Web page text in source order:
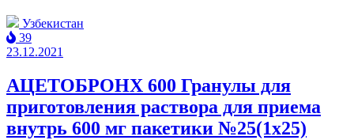
Узбекистан
39
23.12.2021
АЦЕТОБРОНХ 600 Гранулы для
приготовления раствора для приема
внутрь 600 мг пакетики №25(1x25)